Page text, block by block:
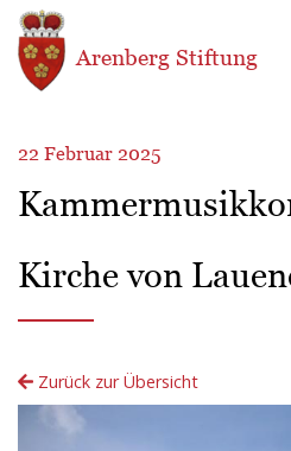
Direkt zum Inhalt
Arenberg Stiftung
22 Februar 2025
Kirche von
Zurück zur Übersicht